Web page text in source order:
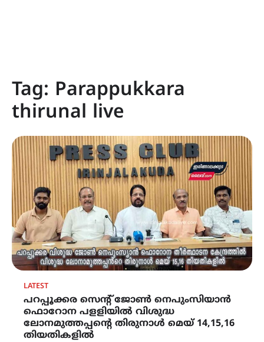
Tag: Parappukkara
thirunal live
LATEST
പറപ്പൂക്കര സെൻ്റ് ജോൺ നെപുംസിയാൻ
ഫൊറോന പളളിയിൽ വിശുദ്ധ
ലോനമുത്തപ്പൻ്റെ തിരുനാൾ മെയ് 14,15,16
തിയതികളിൽ